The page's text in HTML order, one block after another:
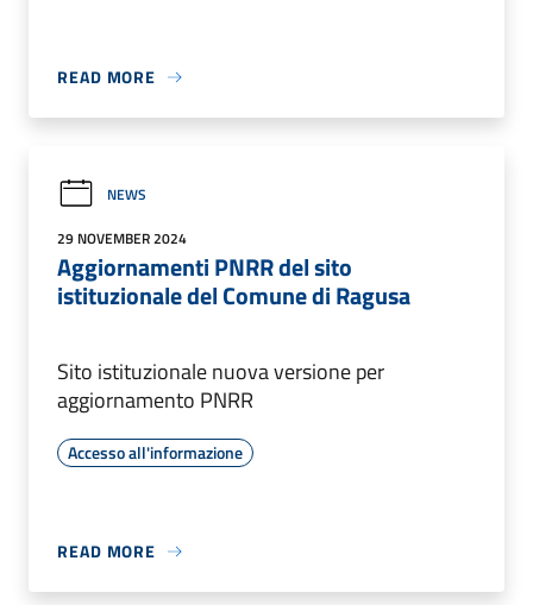
READ MORE
NEWS
29 NOVEMBER 2024
Aggiornamenti PNRR del sito
istituzionale del Comune di Ragusa
Sito istituzionale nuova versione per
aggiornamento PNRR
Accesso all'informazione
READ MORE